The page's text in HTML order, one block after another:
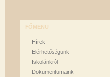
FŐMENÜ
Hírek
Elérhetőségünk
Iskolánkról
Dokumentumaink